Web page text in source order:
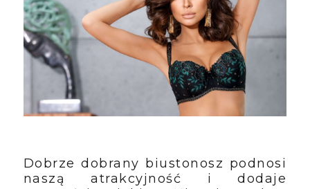
Dobrze dobrany biustonosz podnosi
naszą atrakcyjność i dodaje